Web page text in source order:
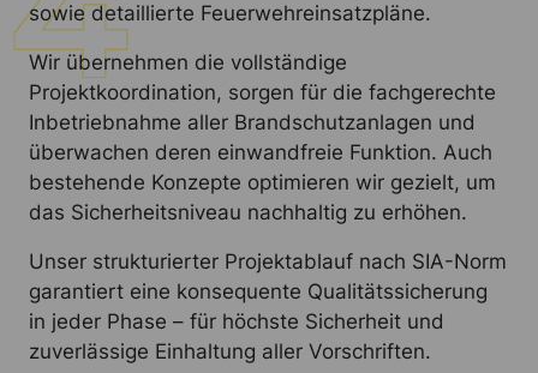
sowie detaillierte Feuerwehreinsatzpläne.
Wir übernehmen die vollständige
Projektkoordination, sorgen für die fachgerechte
Inbetriebnahme aller Brandschutzanlagen und
überwachen deren einwandfreie Funktion. Auch
bestehende Konzepte optimieren wir gezielt, um
das Sicherheitsniveau nachhaltig zu erhöhen.
Unser strukturierter Projektablauf nach SIA-Norm
garantiert eine konsequente Qualitätssicherung
in jeder Phase – für höchste Sicherheit und
zuverlässige Einhaltung aller Vorschriften.